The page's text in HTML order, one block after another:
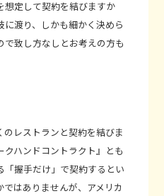
想定して契約を結びますか
渡り、しかも細かく決めら
致し方なしとお考えの方も
レストランと契約を結びま
クハンドコントラクト』とも
握手だけ」で契約するとい
はありませんが、アメリカ